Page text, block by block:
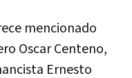
mencionado
OscarCenteno,
Ernesto